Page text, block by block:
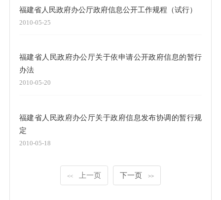
福建省人民政府办公厅政府信息公开工作规程（试行）
2010-05-25
福建省人民政府办公厅关于依申请公开政府信息的暂行
办法
2010-05-20
福建省人民政府办公厅关于政府信息发布协调的暂行规
定
2010-05-18
<< 上一页 下一页 >>